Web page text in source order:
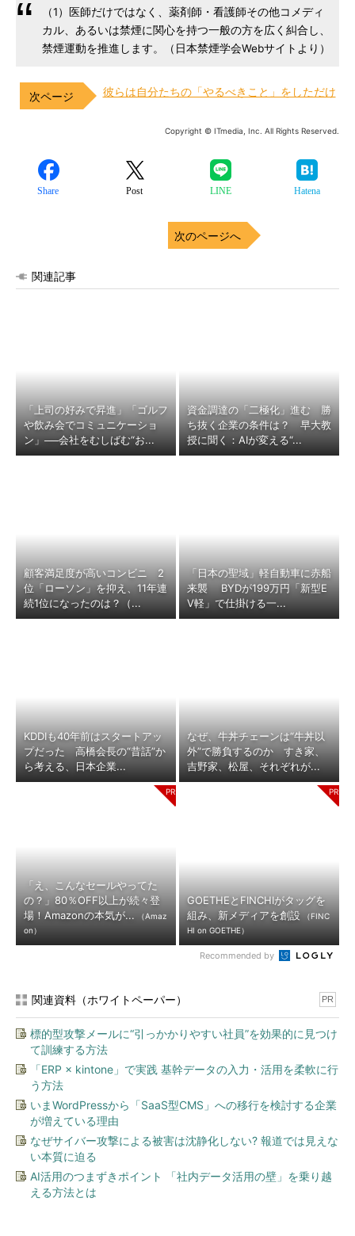
（1）医師だけではなく、薬剤師・看護師その他コメディ
カル、あるいは禁煙に関心を持つ一般の方を広く糾合し、
禁煙運動を推進します。（日本禁煙学会Webサイトより）
彼らは自分たちの「やるべきこと」をしただけ
Copyright © ITmedia, Inc. All Rights Reserved.
Share Post LINE Hatena
次のページへ
関連記事
「上司の好みで昇進」「ゴルフ
や飲み会でコミュニケーショ
ン」──会社をむしばむ“お...
資金調達の「二極化」進む 勝
ち抜く企業の条件は？ 早大教
授に聞く：AIが変える“...
顧客満足度が高いコンビニ 2
位「ローソン」を抑え、11年連
続1位になったのは？（...
「日本の聖域」軽自動車に赤船
来襲 BYDが199万円「新型E
V軽」で仕掛ける一...
KDDIも40年前はスタートアッ
プだった 高橋会長の“昔話”か
ら考える、日本企業...
なぜ、牛丼チェーンは“牛丼以
外”で勝負するのか すき家、
吉野家、松屋、それぞれが...
「え、こんなセールやってた
の？」80％OFF以上が続々登
場！Amazonの本気が...
（Amaz
on）
GOETHEとFINCHIがタッグを
組み、新メディアを創設
（FINC
HI on GOETHE）
Recommended by
関連資料（ホワイトペーパー） PR
標的型攻撃メールに“引っかかりやすい社員”を効果的に見つけ
て訓練する方法
「ERP × kintone」で実践 基幹データの入力・活用を柔軟に行
う方法
いまWordPressから「SaaS型CMS」への移行を検討する企業
が増えている理由
なぜサイバー攻撃による被害は沈静化しない? 報道では見えな
い本質に迫る
AI活用のつまずきポイント 「社内データ活用の壁」を乗り越
える方法とは